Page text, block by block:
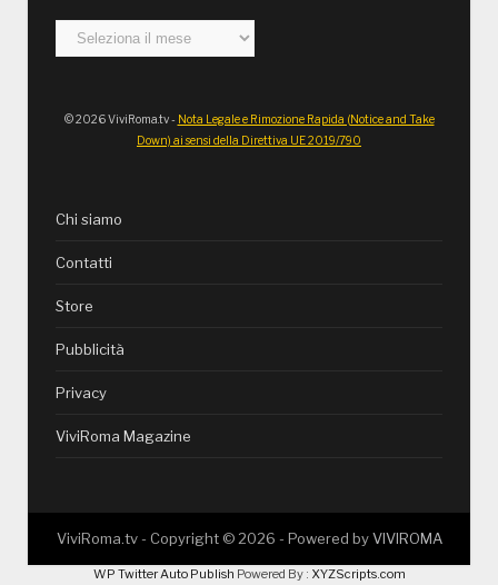
Archivi
© 2026 ViviRoma.tv - Nota Legale e Rimozione Rapida (Notice and Take
Down) ai sensi della Direttiva UE 2019/790
Chi siamo
Contatti
Store
Pubblicità
Privacy
ViviRoma Magazine
ViviRoma.tv - Copyright © 2026 - Powered byVIVIROMA
WP Twitter Auto Publish Powered By : XYZScripts.com